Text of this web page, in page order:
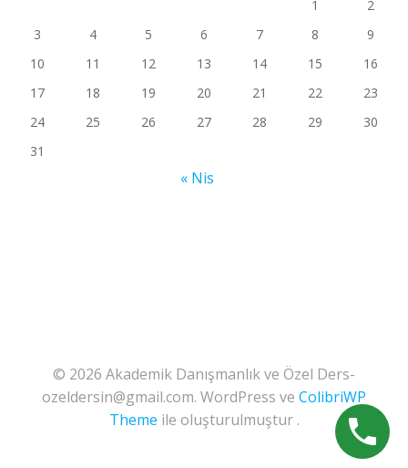
1
2
3
4 5 6 7 8
9
10
11 12 13 14 15
16
17
18 19 20 21 22
23
24
25 26 27 28 29
30
31
« Nis
© 2026 Akademik Danışmanlık ve Özel Ders-
ozeldersin@gmail.com. WordPress ve ColibriWP
Theme ile oluşturulmuştur .